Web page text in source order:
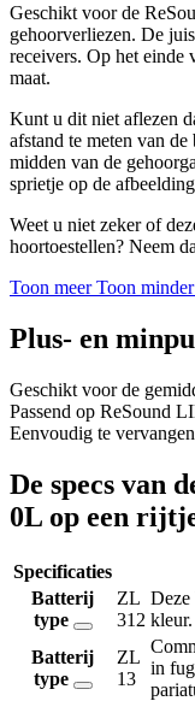
Geschikt voor de
gehoorverliezen. De
receivers. Op het einde
maat.
Kunt u dit niet aflezen
afstand te meten van
midden van de
sprietje op de
Weet u niet zeker of
hoortoestellen? Neem
Toon meer Toon minder
Plus- en
Geschikt voor de
Passend op ReSound
Eenvoudig te vervangen
De specs van
0L op een
Specificaties
Batterij
type
ZL
312
Deze
kleur.
Batterij
type
ZL
13
in